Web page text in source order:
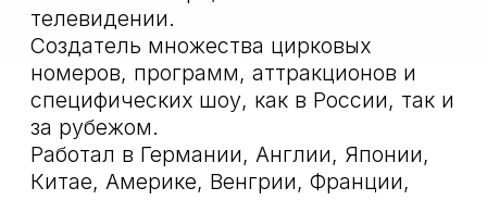
же, заметных авангардных цирковых
произведений, получивших высокие
оценки и награды на международных
цирковых фестивалях